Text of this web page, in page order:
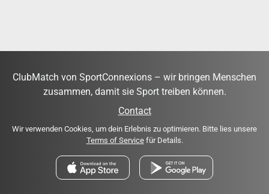
ClubMatch von SportConnexions – wir bringen Menschen
zusammen, damit sie Sport treiben können.
Contact
Wir verwenden Cookies, um dein Erlebnis zu optimieren. Bitte lies unsere
Terms of Servicefür Details.